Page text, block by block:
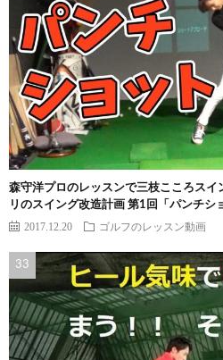
森守洋プロのレッスンで三枝こころス
リのスイング改造計画 第1回「パンチシ
2017.12.20 ゴルフのレッスン動画